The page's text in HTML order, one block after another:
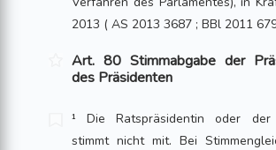
2013 ( AS 2013 3687 ; BBl 2011
Art. 80 Stimmabgabe der
des Präsidenten
¹ Die Ratspräsidentin oder der
stimmt nicht mit. Bei